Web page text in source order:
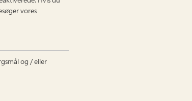
vores
og / eller